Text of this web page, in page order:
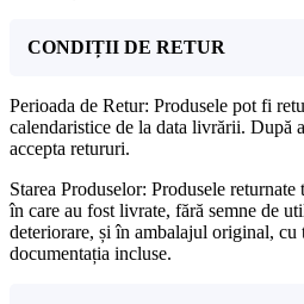
CONDIȚII DE RETUR
Perioada de Retur: Produsele pot fi
calendaristice de la data livrării. După
accepta retururi.
Starea Produselor: Produsele returnate
în care au fost livrate, fără semne de
deteriorare, și în ambalajul original, cu
documentația incluse.